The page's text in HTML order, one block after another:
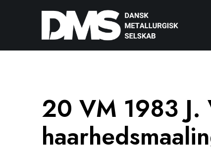
20 VM 1983 J.